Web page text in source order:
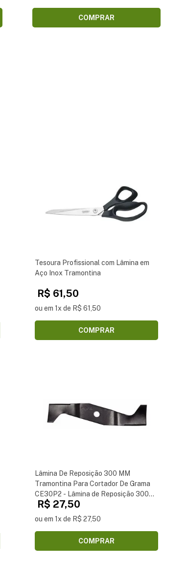
COMPRAR
Tesoura Profissional com Lâmina em
Aço Inox Tramontina
R$ 61,50
ou em 1x de R$ 61,50
COMPRAR
Lâmina De Reposição 300 MM
Tramontina Para Cortador De Grama
CE30P2 - Lâmina de Reposição 300
mm Tramontina para Cortador de
Grama CE30P2
R$ 27,50
ou em 1x de R$ 27,50
COMPRAR